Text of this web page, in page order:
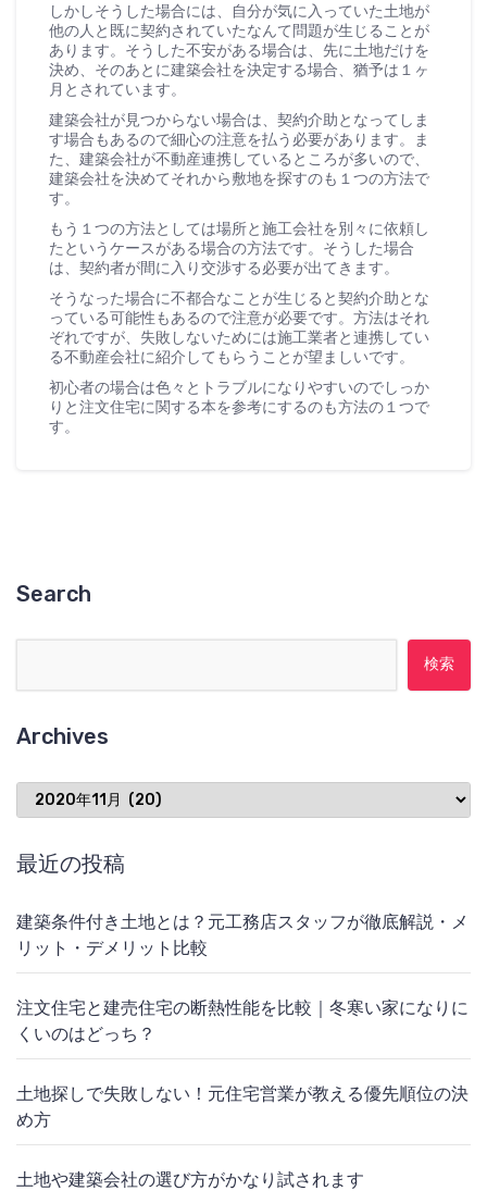
しかしそうした場合には、自分が気に入っていた土地が
他の人と既に契約されていたなんて問題が生じることが
あります。そうした不安がある場合は、先に土地だけを
決め、そのあとに建築会社を決定する場合、猶予は１ヶ
月とされています。
建築会社が見つからない場合は、契約介助となってしま
す場合もあるので細心の注意を払う必要があります。ま
た、建築会社が不動産連携しているところが多いので、
建築会社を決めてそれから敷地を探すのも１つの方法で
す。
もう１つの方法としては場所と施工会社を別々に依頼し
たというケースがある場合の方法です。そうした場合
は、契約者が間に入り交渉する必要が出てきます。
そうなった場合に不都合なことが生じると契約介助とな
っている可能性もあるので注意が必要です。方法はそれ
ぞれですが、失敗しないためには施工業者と連携してい
る不動産会社に紹介してもらうことが望ましいです。
初心者の場合は色々とトラブルになりやすいのでしっか
りと注文住宅に関する本を参考にするのも方法の１つで
す。
Search
Archives
Archives
最近の投稿
建築条件付き土地とは？元工務店スタッフが徹底解説・メ
リット・デメリット比較
注文住宅と建売住宅の断熱性能を比較｜冬寒い家になりに
くいのはどっち？
土地探しで失敗しない！元住宅営業が教える優先順位の決
め方
土地や建築会社の選び方がかなり試されます